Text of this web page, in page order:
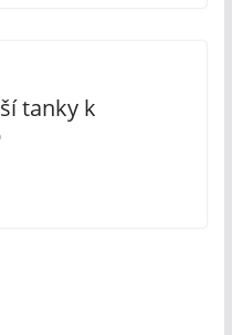
tanky k